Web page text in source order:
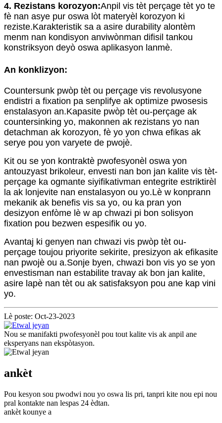
4. Rezistans korozyon:Anpil vis tèt perçage tèt yo te
fè nan asye pur oswa lòt materyèl korozyon ki
reziste.Karakteristik sa a asire durability alontèm
menm nan kondisyon anviwònman difisil tankou
konstriksyon deyò oswa aplikasyon lanmè.
An konklizyon:
Countersunk pwòp tèt ou perçage vis revolusyone
endistri a fixation pa senplifye ak optimize pwosesis
enstalasyon an.Kapasite pwòp tèt ou-perçage ak
countersinking yo, makonnen ak rezistans yo nan
detachman ak korozyon, fè yo yon chwa efikas ak
serye pou yon varyete de pwojè.
Kit ou se yon kontraktè pwofesyonèl oswa yon
antouzyast brikoleur, envesti nan bon jan kalite vis tèt-
perçage ka ogmante siyifikativman entegrite estriktirèl
la ak lonjevite nan enstalasyon ou yo.Lè w konprann
mekanik ak benefis vis sa yo, ou ka pran yon
desizyon enfòme lè w ap chwazi pi bon solisyon
fixation pou bezwen espesifik ou yo.
Avantaj ki genyen nan chwazi vis pwòp tèt ou-
perçage toujou priyorite sekirite, presizyon ak efikasite
nan pwojè ou a.Sonje byen, chwazi bon vis yo se yon
envestisman nan estabilite travay ak bon jan kalite,
asire lapè nan tèt ou ak satisfaksyon pou ane kap vini
yo.
Lè poste: Oct-23-2023
Nou se manifakti pwofesyonèl pou tout kalite vis ak anpil ane
eksperyans nan ekspòtasyon.
ankèt
Pou kesyon sou pwodwi nou yo oswa lis pri, tanpri kite nou epi nou
pral kontakte nan lespas 24 èdtan.
ankèt kounye a